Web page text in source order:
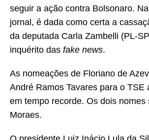
seguir a ação contra Bolsonaro.
jornal, é dada como certa a
da deputada Carla Zambelli (PL-
inquérito das fake news.
As nomeações de Floriano de
André Ramos Tavares para o TSE
em tempo recorde. Os dois nomes
Moraes.